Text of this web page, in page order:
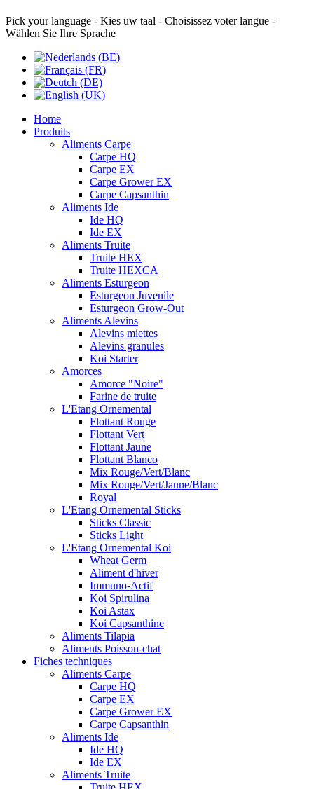
Pick your language - Kies uw taal - Choisissez voter langue -
Wählen Sie Ihre Sprache
Home
Produits
Aliments Carpe
Carpe HQ
Carpe EX
Carpe Grower EX
Carpe Capsanthin
Aliments Ide
Ide HQ
Ide EX
Aliments Truite
Truite HEX
Truite HEXCA
Aliments Esturgeon
Esturgeon Juvenile
Esturgeon Grow-Out
Aliments Alevins
Alevins miettes
Alevins granules
Koi Starter
Amorces
Amorce "Noire"
Farine de truite
L'Etang Ornemental
Flottant Rouge
Flottant Vert
Flottant Jaune
Flottant Blanco
Mix Rouge/Vert/Blanc
Mix Rouge/Vert/Jaune/Blanc
Royal
L'Etang Ornemental Sticks
Sticks Classic
Sticks Light
L'Etang Ornemental Koi
Wheat Germ
Aliment d'hiver
Immuno-Actif
Koi Spirulina
Koi Astax
Koi Capsanthine
Aliments Tilapia
Aliments Poisson-chat
Fiches techniques
Aliments Carpe
Carpe HQ
Carpe EX
Carpe Grower EX
Carpe Capsanthin
Aliments Ide
Ide HQ
Ide EX
Aliments Truite